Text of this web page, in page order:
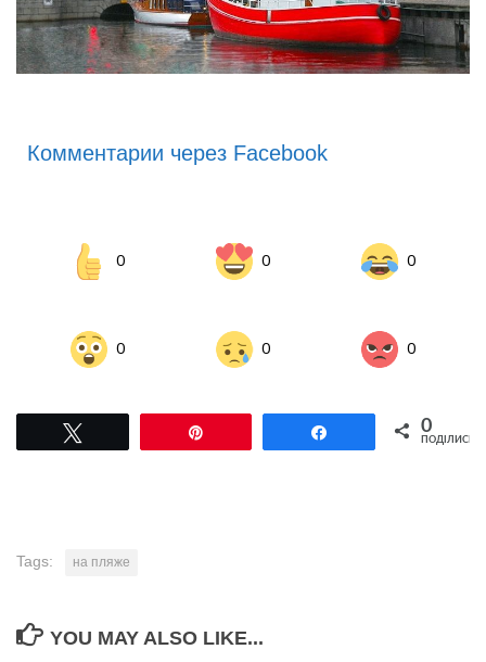
Комментарии через Facebook
0 0 0
0 0 0
Поділитися0
ПОДІЛИСЬ
Tags: на пляже
YOU MAY ALSO LIKE...